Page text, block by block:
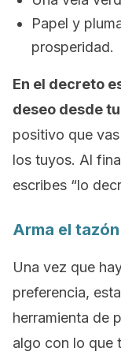
Papel y
prosperidad.
En el decreto
deseo desde
positivo que
los tuyos. Al
escribes “lo
Arma el
Una vez que
preferencia,
herramienta de
algo con lo que